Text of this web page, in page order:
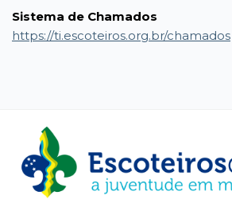
Sistema de Chamados
https://ti.escoteiros.org.br/chamados